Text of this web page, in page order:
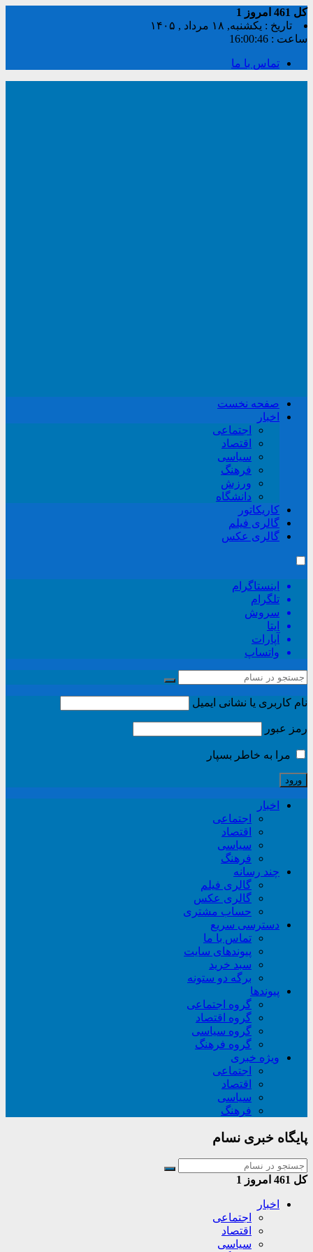
کل امروز
1
تاریخ : یکشنبه, ۱۸ مرداد , ۱۴۰۵
ساعت : 16:00:46
تماس با ما
صفحه نخست
اخبار
اجتماعی
اقتصاد
سیاسی
فرهنگ
ورزش
دانشگاه
کاریکاتور
گالری فیلم
گالری عکس
اینستاگرام
تلگرام
سروش
ایتا
آپارات
واتساپ
نام کاربری یا نشانی ایمیل
رمز عبور
مرا به خاطر بسپار
اخبار
اجتماعی
اقتصاد
سیاسی
فرهنگ
چند رسانه
گالری فیلم
گالری عکس
حساب مشتری
دسترسی سریع
تماس با ما
پیوندهای سایت
سبد خريد
برگه دو ستونه
پیوندها
گروه اجتماعی
گروه اقتصاد
گروه سیاسی
گروه فرهنگ
ویژه خبری
اجتماعی
اقتصاد
سیاسی
فرهنگ
پایگاه خبری نسام
کل امروز 1
اخبار
اجتماعی
اقتصاد
سیاسی